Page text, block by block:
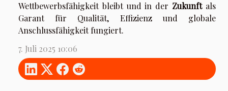
Wettbewerbsfähigkeit bleibt und in der Zukunftals
Garant für Qualität, Effizienz und globale
Anschlussfähigkeit fungiert.
7. Juli 2025 10:06